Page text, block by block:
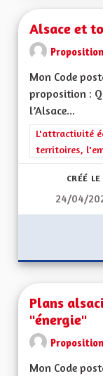
Alsace et
Mon Code
proposition :
l’Alsace...
Filtrer les
L'attractivité
territoires,
CRÉÉ LE
24/04/
Plans
"énergie"
Mon Code